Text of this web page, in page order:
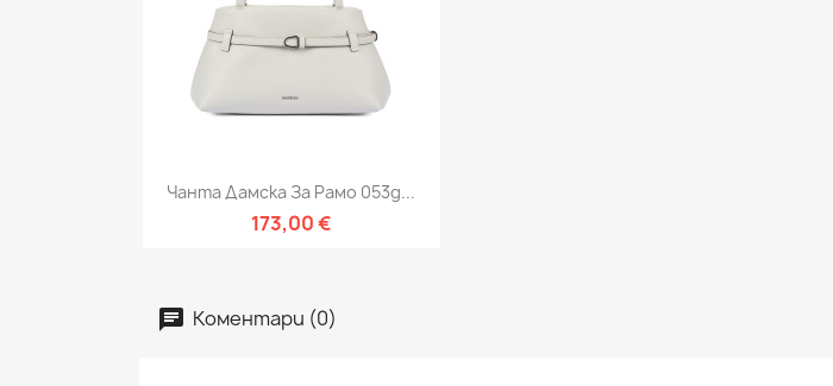
Бърз преглед
Чанта Дамска За Рамо 053g...
173,00 €
Коментари (0)